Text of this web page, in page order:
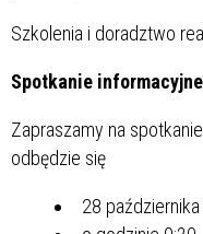
Szkolenia i doradztwo
Spotkanie informacyjne
Zapraszamy na
odbędzie się
28